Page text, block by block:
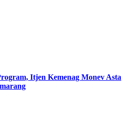
Itjen Kemenag Monev Asta